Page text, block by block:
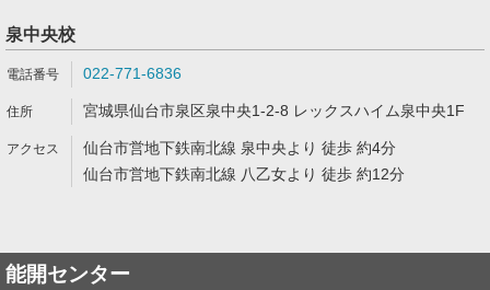
泉中央校
022-771-6836
宮城県仙台市泉区泉中央1-2-8 レックスハイム泉中央1F
仙台市営地下鉄南北線 泉中央より 徒歩 約4分
仙台市営地下鉄南北線 八乙女より 徒歩 約12分
能開センター